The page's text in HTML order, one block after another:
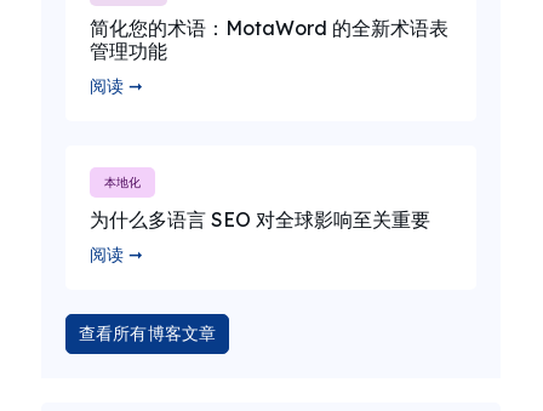
简化您的术语：MotaWord 的全新术语表
管理功能
阅读 ➞
本地化
为什么多语言 SEO 对全球影响至关重要
阅读 ➞
查看所有博客文章